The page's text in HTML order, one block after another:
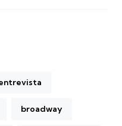
broadway